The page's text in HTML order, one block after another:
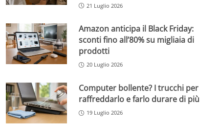
21 Luglio 2026
Amazon anticipa il Black Friday:
sconti fino all’80% su migliaia di
prodotti
20 Luglio 2026
Computer bollente? I trucchi per
raffreddarlo e farlo durare di più
19 Luglio 2026